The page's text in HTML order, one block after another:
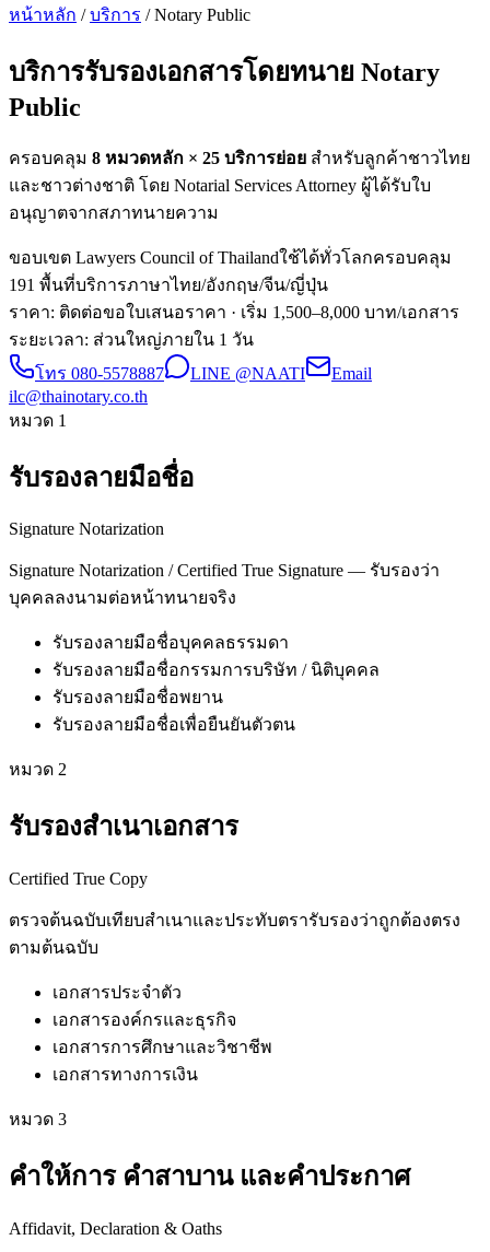
หน้าหลัก / บริการ / Notary Public
บริการรับรองเอกสารโดยทนาย Notary
Public
ครอบคลุม 8 หมวดหลัก × 25 บริการย่อย สำหรับลูกค้าชาวไทย
และชาวต่างชาติ โดย Notarial Services Attorney ผู้ได้รับใบ
อนุญาตจากสภาทนายความ
ขอบเขต Lawyers Council of Thailandใช้ได้ทั่วโลกครอบคลุม
191 พื้นที่บริการภาษาไทย/อังกฤษ/จีน/ญี่ปุ่น
ราคา: ติดต่อขอใบเสนอราคา · เริ่ม 1,500–8,000 บาท/เอกสาร
ระยะเวลา: ส่วนใหญ่ภายใน 1 วัน
โทร 080-5578887 LINE @NAATI
Email
ilc@thainotary.co.th
หมวด 1
รับรองลายมือชื่อ
Signature Notarization
Signature Notarization / Certified True Signature — รับรองว่า
บุคคลลงนามต่อหน้าทนายจริง
รับรองลายมือชื่อบุคคลธรรมดา
รับรองลายมือชื่อกรรมการบริษัท / นิติบุคคล
รับรองลายมือชื่อพยาน
รับรองลายมือชื่อเพื่อยืนยันตัวตน
หมวด 2
รับรองสำเนาเอกสาร
Certified True Copy
ตรวจต้นฉบับเทียบสำเนาและประทับตรารับรองว่าถูกต้องตรง
ตามต้นฉบับ
เอกสารประจำตัว
เอกสารองค์กรและธุรกิจ
เอกสารการศึกษาและวิชาชีพ
เอกสารทางการเงิน
หมวด 3
คำให้การ คำสาบาน และคำประกาศ
Affidavit, Declaration & Oaths